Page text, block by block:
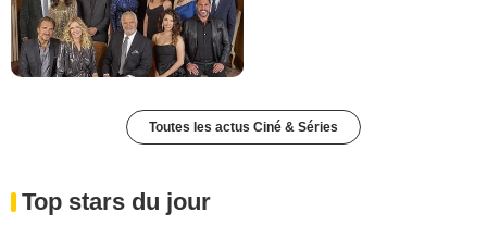
Toutes les actus Ciné & Séries
Top stars du jour